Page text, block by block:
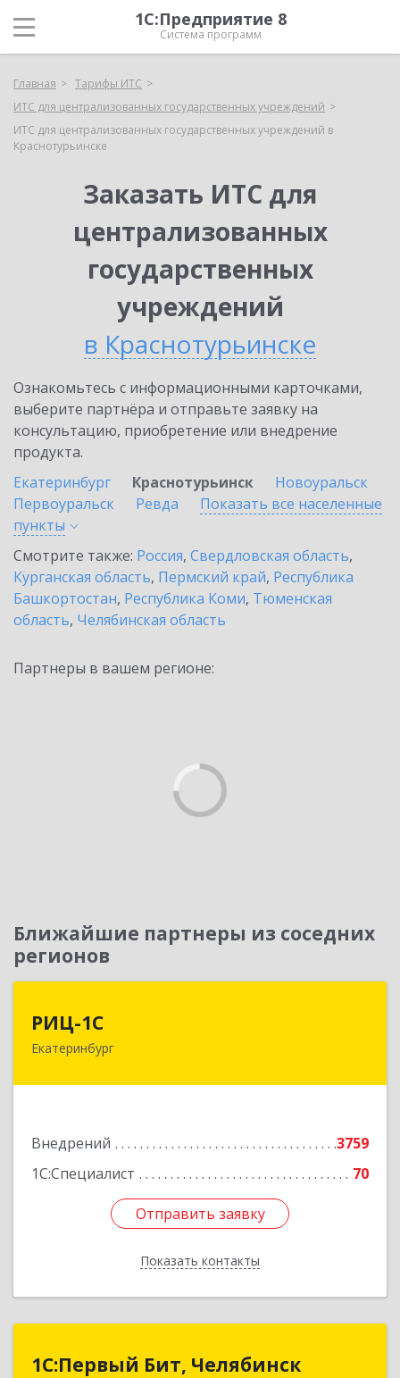
1С:Предприятие 8
Система программ
Главная
Тарифы ИТС
ИТС для централизованных государственных учреждений
ИТС для централизованных государственных учреждений в
Краснотурьинске
Заказать ИТС для
централизованных
государственных
учреждений
в Краснотурьинске
Ознакомьтесь с информационными карточками,
выберите партнёра и отправьте заявку на
консультацию, приобретение или внедрение
продукта.
Екатеринбург
Краснотурьинск
Новоуральск
Первоуральск
Ревда
Показать все населенные
пункты
Смотрите также: Россия, Свердловская область,
Курганская область, Пермский край, Республика
Башкортостан, Республика Коми, Тюменская
область, Челябинская область
Партнеры в вашем регионе:
Ближайшие партнеры из соседних
регионов
РИЦ-1С
Екатеринбург
Внедрений
3759
1С:Специалист
70
Отправить заявку
Показать контакты
620102, Свердловская обл, Екатеринбург г,
Отправить заявку
Назад
1С:Первый Бит, Челябинск
1С:Первый Бит, Челябинск